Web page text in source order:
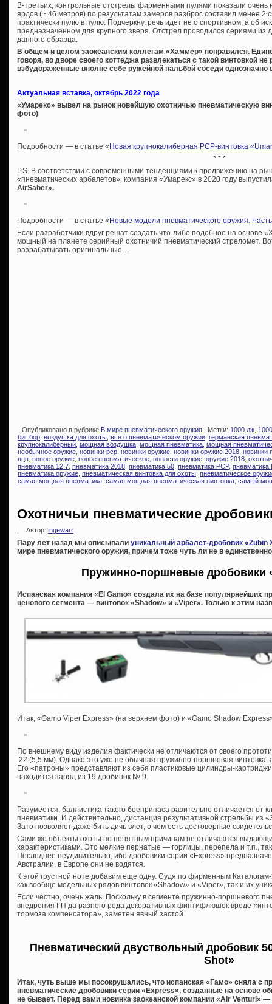
В-третьих, контрольные отстрелы фирменными пулями показали очень
ярдов (~ 46 метров) по результатам замеров разброс составил менее 2
практически пулю в пулю. Подчеркну, речь идет не о спортивном, а об
предназначенном для крупного зверя. Отстрел проводился сериями из
данного образца.
В общем и целом заокеанским коллегам «Хаммер» понравился.
говоря, во дворе своего коттеджа развлекаться с такой винтовкой
взбудораженные вполне себе ружейной пальбой соседи однозначно
Актуальная вставка, октябрь 2022 года
«Умарекс» вывел на рынок новейшую охотничью пневматическую
фото)
Подробности — в статье « Новая крупнокалиберная PCP-винтовка
* * *
P.S. В соответствии с современными тенденциями к продвижению на
«пневматических арбалетов», компания «Умарекс» в 2020 году
AirSaber».
Подробности — в статье « Новые модели пневматического оружия.
Если разработчики вдруг решат создать что-либо подобное на
мощный на планете серийный охотничий пневматический стреломет.
разрабатывать оригинальные…
Опубликовано в рубрике В мире пневматического оружия | Метки: 1000 дж
биг бор воздушка для охоты все о пневматическом оружии германская
крупнокалиберный мощная воздушка мощная пневматика мощная
необычное оружие новинки pcp новинки оружие новинки оружие 2018 новинки
пцп новое оружие новое пневматическое новости оружие оружие 2018
пневматика 12.7 пневматика 2018 пневматика 50 пневматика PCP, пневматика
пневматика оружие пневматическая винтовка для охоты пневматическое
самая мощная пневматика самая мощная пневматическая винтовка самый
Охотничьи пневматические
| Автор: ingewarr
Пару лет назад мы описывали уникальный арбалет-дробовик «Zubin
мире пневматического оружия, причем тоже чуть ли не в
Пружинно-поршневые дробовики
Испанская компания «El Gamo» создала их на базе популярнейших
ценового сегмента — винтовок «Shadow» и «Viper». Только к этим
Итак, «Gamo Viper Express» (на верхнем фото) и «Gamo Shadow
По внешнему виду изделия фактически не отличаются от своего
.22 (5,5 мм). Однако это уже не обычная пружинно-поршневая винтовка,
Его «патроны» представляют из себя пластиковые цилиндры-
находится заряд из 19 дробинок № 9.
Разумеется, баллистика такого боеприпаса разительно отличается от
пневматики. И действительно, дистанция результативной стрельбы из
Зато позволяет даже бить дичь влет, о чем есть достоверные
Сами же объекты охоты по понятным причинам не отличаются
характеристиками. Это мелкие пернатые — горлицы, перепела и т.п.,
Последнее неудивительно, ибо дробовики серии «Express»
Австралии, в Европе они не водятся.
К этой грустной ноте добавим еще одну. Судя по фирменным
как вообще модельных рядов винтовок «Shadow» и «Viper», так и их
Если честно, очень жаль. Поскольку в сегменте пружинно-поршневого
внедрения ГП да разного рода декоративных финтифлюшек вроде
тормоза компенсатора», заметен явный застой.
Пневматический двуствольный дробовик
Shot»
Итак, чуть выше мы посокрушались, что испанская «Гамо» сняла с
пневматические дробовики серии «Express», созданные на основе
не бывает. Перед вами новинка заокеанской компании «Air Venturi»